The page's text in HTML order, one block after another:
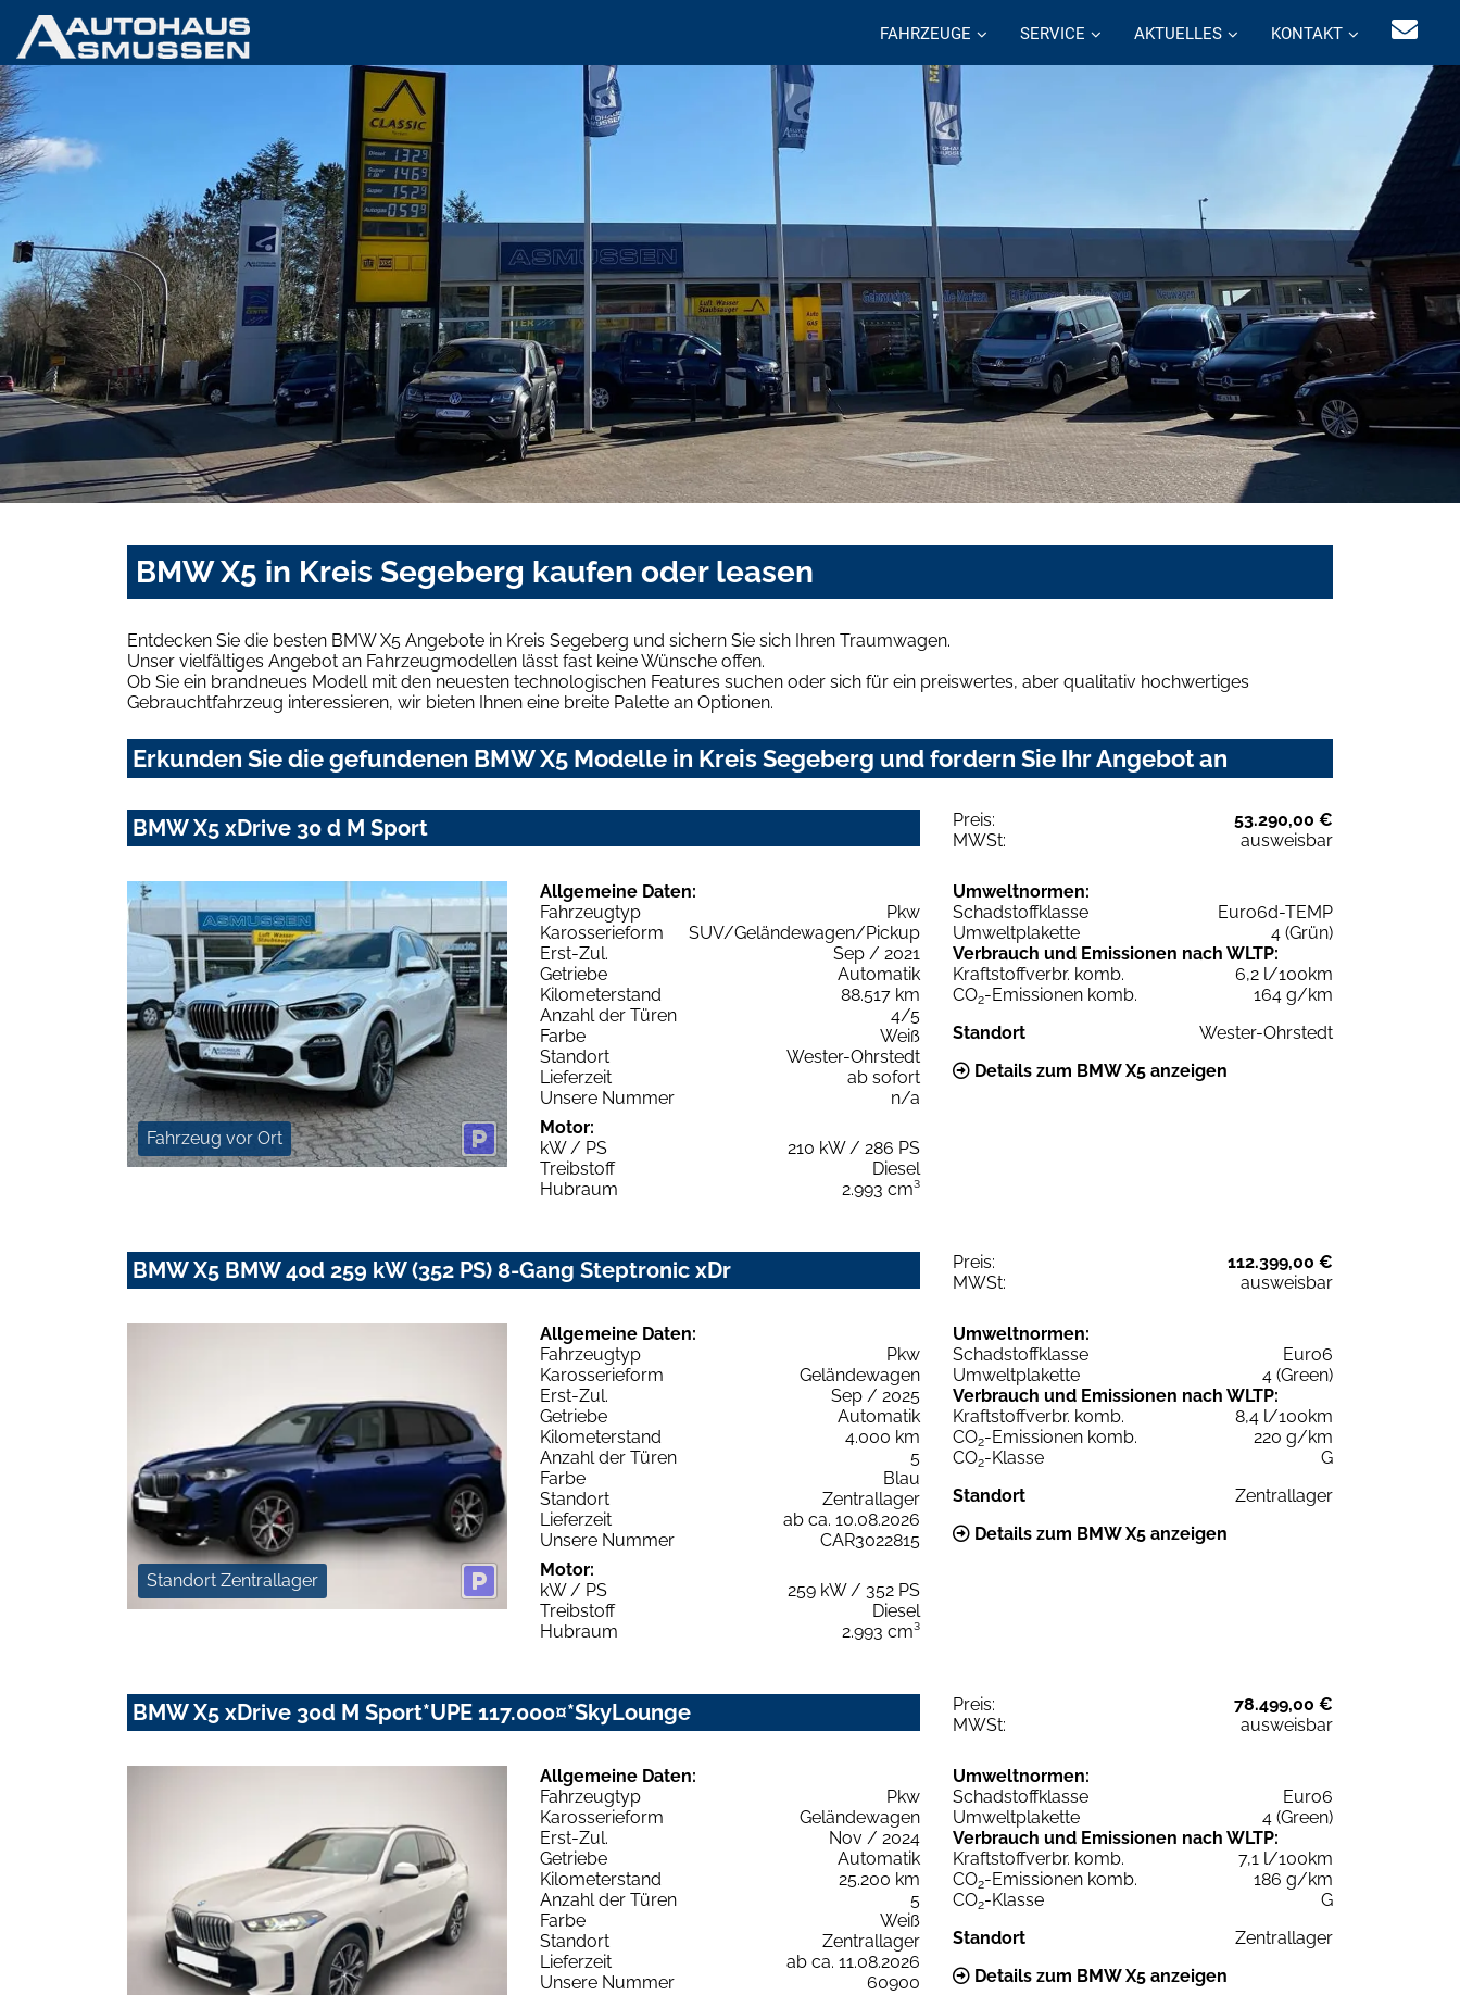
FAHRZEUGE SERVICE AKTUELLES KONTAKT
BMW X5 in Kreis Segeberg kaufen oder leasen
Entdecken Sie die besten BMW X5 Angebote in Kreis Segeberg und sichern Sie sich Ihren Traumwagen.
Unser vielfältiges Angebot an Fahrzeugmodellen lässt fast keine Wünsche offen.
Ob Sie ein brandneues Modell mit den neuesten technologischen Features suchen oder sich für ein preiswertes, aber qualitativ hochwertiges
Gebrauchtfahrzeug interessieren, wir bieten Ihnen eine breite Palette an Optionen.
Erkunden Sie die gefundenen BMW X5 Modelle in Kreis Segeberg und fordern Sie Ihr Angebot an
BMW X5 xDrive 30 d M Sport Preis:
53.290,00 €
MWSt:
ausweisbar
Fahrzeug vor Ort
Allgemeine Daten:
Fahrzeugtyp
Pkw
Karosserieform
SUV/Geländewagen/Pickup
Erst-Zul.
Sep / 2021
Getriebe
Automatik
Kilometerstand
88.517 km
Anzahl der Türen
4/5
Farbe
Weiß
Standort
Wester-Ohrstedt
Lieferzeit
ab sofort
Unsere Nummer
n/a
Motor:
kW / PS
210 kW / 286 PS
Treibstoff
Diesel
Hubraum
2.993 cm³
Umweltnormen:
Schadstoffklasse
Euro6d-TEMP
Umweltplakette
4 (Grün)
Verbrauch und Emissionen nach WLTP:
Kraftstoffverbr. komb.
6,2 l/100km
CO2-Emissionen komb.
164 g/km
Standort
Wester-Ohrstedt
Details zum BMW X5 anzeigen
BMW X5 BMW 40d 259 kW (352 PS) 8-Gang Steptronic xDr Preis:
112.399,00 €
MWSt:
ausweisbar
Standort Zentrallager
Allgemeine Daten:
Fahrzeugtyp
Pkw
Karosserieform
Geländewagen
Erst-Zul.
Sep / 2025
Getriebe
Automatik
Kilometerstand
4.000 km
Anzahl der Türen
5
Farbe
Blau
Standort
Zentrallager
Lieferzeit
ab ca. 10.08.2026
Unsere Nummer
CAR3022815
Motor:
kW / PS
259 kW / 352 PS
Treibstoff
Diesel
Hubraum
2.993 cm³
Umweltnormen:
Schadstoffklasse
Euro6
Umweltplakette
4 (Green)
Verbrauch und Emissionen nach WLTP:
Kraftstoffverbr. komb.
8,4 l/100km
CO2-Emissionen komb.
220 g/km
CO2-Klasse
G
Standort
Zentrallager
Details zum BMW X5 anzeigen
BMW X5 xDrive 30d M Sport*UPE 117.000¤*SkyLounge Preis:
78.499,00 €
MWSt:
ausweisbar
Allgemeine Daten:
Fahrzeugtyp
Pkw
Karosserieform
Geländewagen
Erst-Zul.
Nov / 2024
Getriebe
Automatik
Kilometerstand
25.200 km
Anzahl der Türen
5
Farbe
Weiß
Standort
Zentrallager
Lieferzeit
ab ca. 11.08.2026
Unsere Nummer
60900
Umweltnormen:
Schadstoffklasse
Euro6
Umweltplakette
4 (Green)
Verbrauch und Emissionen nach WLTP:
Kraftstoffverbr. komb.
7,1 l/100km
CO2-Emissionen komb.
186 g/km
CO2-Klasse
G
Standort
Zentrallager
Details zum BMW X5 anzeigen